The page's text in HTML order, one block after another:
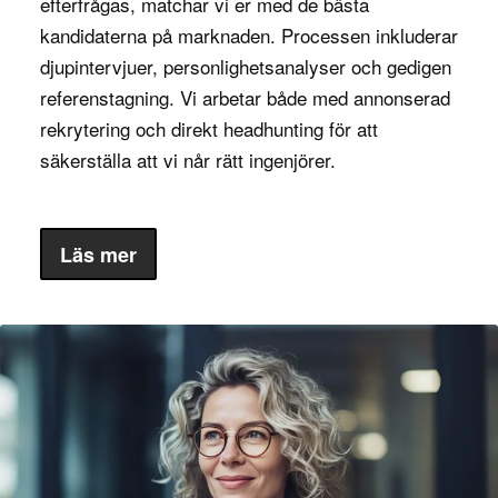
och budgetar hålls.
Marknadsföring och kommunikation :
Projektkoordinatorer inom denna sektor
hanterar marknadsföringskampanjer och
projekt, samordnar kreativa team och ser till
Hälsa och medicin
vårdutveckling bidrar projektkoordinatorer
genom att samordna forskning, utveckling och
Finans och försäkring: Inom dessa sektorer
spelar projektkoordinatorer en viktig roll i att
driva projekt relaterade till
systemuppgraderingar, processförbättringar
och kundlösningar.
kandidaterna på marknaden. Processen inkluderar
djupintervjuer, personlighetsanalyser och gedigen
referenstagning. Vi arbetar både med annonserad
rekrytering och direkt headhunting för att
säkerställa att vi når rätt ingenjörer.
Läs mer